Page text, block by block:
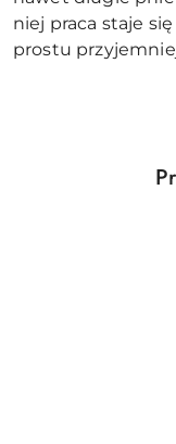
niej praca staje
prostu
Pomiń